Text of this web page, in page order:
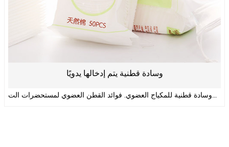
وسادة قطنية يتم إدخالها يدويًا
وسادة قطنية للمكياج العضوي. فوائد القطن العضوي لمستحضرات الت...